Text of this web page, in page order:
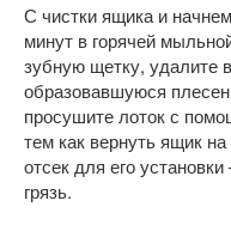
С чистки ящика и
минут в горячей
зубную щетку, удалите
образовавшуюся
просушите лоток с
тем как вернуть ящик
отсек для его
грязь.